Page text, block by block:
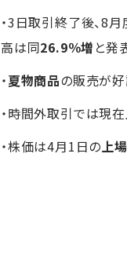
・3日取引終了後、8
高は同26.9％増 と発
・夏物商品の販売が
・時間外取引では現
・株価は4月1日の上